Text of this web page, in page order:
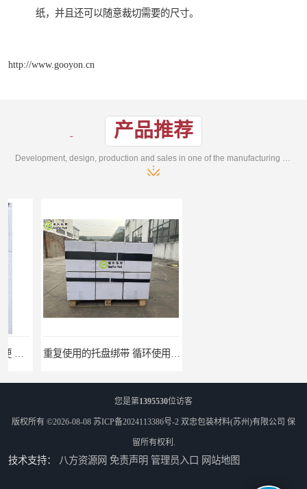
纸，并且还可以随意裁切需要的尺寸。
http://www.gooyon.cn
产品推荐
重复使用的托盘绑带 循环使用 固永包材
您是第1395530位访客
版权所有 ©2026-08-08 苏ICP备2024113386号-2 双忠包装材料(苏州)有限公司 保
留所有权利.
技术支持： 八方资源网 免责声明 管理员入口 网站地图